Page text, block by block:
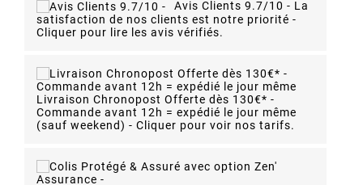
Avis Clients 9.7/10 - La
satisfaction de nos clients est notre priorité -
Cliquer pour lire les avis vérifiés.
Livraison Chronopost Offerte dès 130€* -
Commande avant 12h = expédié le jour même
(sauf weekend) - Cliquer pour voir nos tarifs.